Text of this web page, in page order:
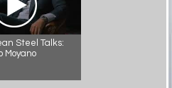
Steel Talks:
Moyano